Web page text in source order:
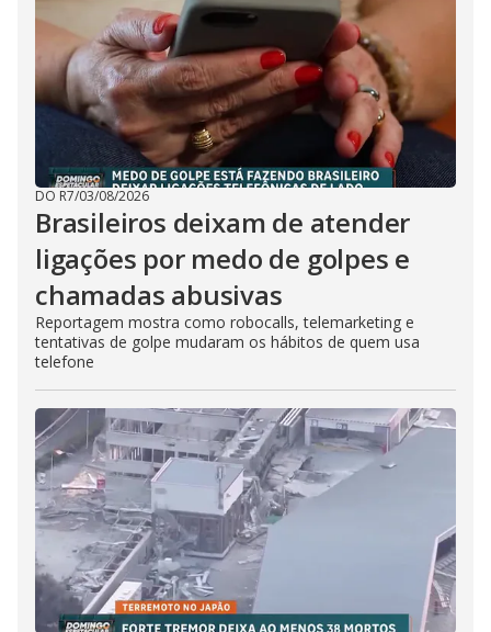
DO R7/03/08/2026
Brasileiros deixam de atender
ligações por medo de golpes e
chamadas abusivas
Reportagem mostra como robocalls, telemarketing e
tentativas de golpe mudaram os hábitos de quem usa
telefone